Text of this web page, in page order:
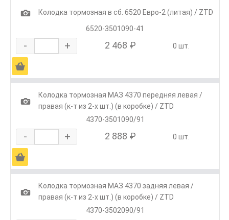
1
Колодка тормозная в сб. 6520 Евро-2 (литая) / ZTD
6520-3501090-41
- + 2 468 ₽ 0 шт.
Ä
1
Колодка тормозная МАЗ 4370 передняя левая /
правая (к-т из 2-х шт.) (в коробке) / ZTD
4370-3501090/91
- + 2 888 ₽ 0 шт.
Ä
1
Колодка тормозная МАЗ 4370 задняя левая /
правая (к-т из 2-х шт.) (в коробке) / ZTD
4370-3502090/91